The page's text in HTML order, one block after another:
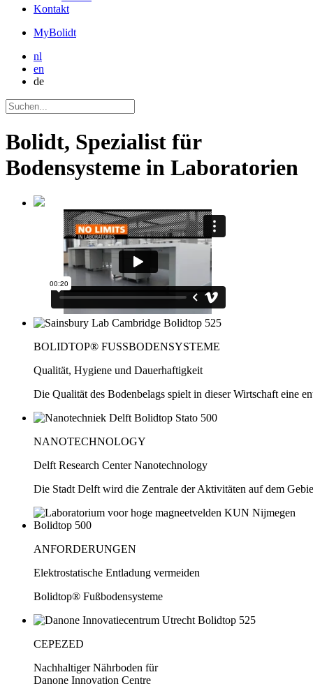
Kontakt
MyBolidt
nl
en
de
Bolidt, Spezialist für
Bodensysteme in Laboratorien
BOLIDTOP® FUSSBODENSYSTEME
Qualität, Hygiene und Dauerhaftigkeit
Die Qualität des Bodenbelags spielt in dieser Wirtschaft eine
NANOTECHNOLOGY
Delft Research Center Nanotechnology
Die Stadt Delft wird die Zentrale der Aktivitäten auf dem
ANFORDERUNGEN
Elektrostatische Entladung vermeiden
Bolidtop® Fußbodensysteme
CEPEZED
Nachhaltiger Nährboden für
Danone Innovation Centre